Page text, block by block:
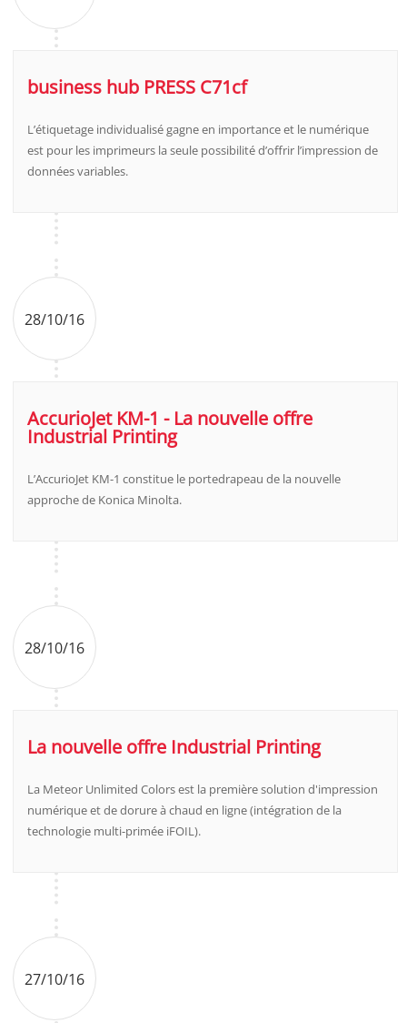
business hub PRESS C71cf
L’étiquetage individualisé gagne en importance et le numérique
est pour les imprimeurs la seule possibilité d’offrir l’impression de
données variables.
28/10/16
AccurioJet KM-1 - La nouvelle offre
Industrial Printing
L’AccurioJet KM-1 constitue le portedrapeau de la nouvelle
approche de Konica Minolta.
28/10/16
La nouvelle offre Industrial Printing
La Meteor Unlimited Colors est la première solution d'impression
numérique et de dorure à chaud en ligne (intégration de la
technologie multi-primée iFOIL).
27/10/16